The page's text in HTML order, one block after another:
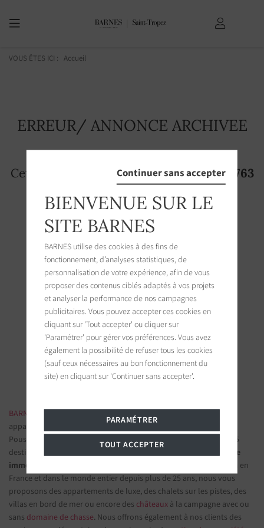
VOUS ÊTES ICI : Accueil
ERREUR/ ANNONCE ARCHIVEE
Cette page n'existe plus! L'annonce2686763
BARNES Saint-Tropez
9, avenue du 8 mai 1945
83990 Saint-Tropez, France
Suivez-nous sur les réseaux sociaux
BARNES IMMOBILIER DE LUXE - Les plus belles demeures et
appartements de prestige
Poussez la porte d'une de nosagences immobilières
parmi nos 75
destinations et confiez-nous vos projets d’investissement.Groupe
immobilier de prestige
spécialisé dans les propriétés d'exception en
France et dans le monde entier depuis plus de 25 ans, nous vous
proposons des appartements de luxe, des chalets sur les pistes, des
villas en bord de mer ou encore des châteaux à la campagne avec ou
sans domaine de chasse. Nous offrons également à nos clients des
Continuer sans accepter
BIENVENUE SUR LE
SITE BARNES
BARNES utilise des cookies à des fins de
fonctionnement, d’analyses statistiques, de
personnalisation de votre expérience, afin de vous
proposer des contenus ciblés adaptés à vos projets
et analyser la performance de nos campagnes
publicitaires. Vous pouvez accepter ces cookies en
cliquant sur 'Tout accepter' ou cliquer sur
'Paramétrer' pour gérer vos préférences. Vous avez
également la possibilité de refuser tous les cookies
(sauf ceux nécessaires au bon fonctionnement du
site) en cliquant sur 'Continuer sans accepter'.
PARAMÉTRER
TOUT ACCEPTER